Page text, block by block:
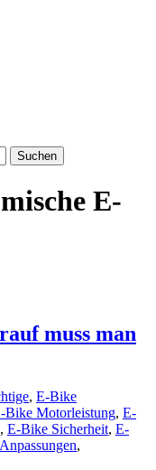
E-
muss man
, E-Bike
Bike Motorleistung, E-
, E-Bike Sicherheit, E-
,